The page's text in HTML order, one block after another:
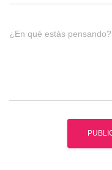
¿En qué estás pensando?